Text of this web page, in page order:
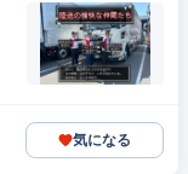
気になる